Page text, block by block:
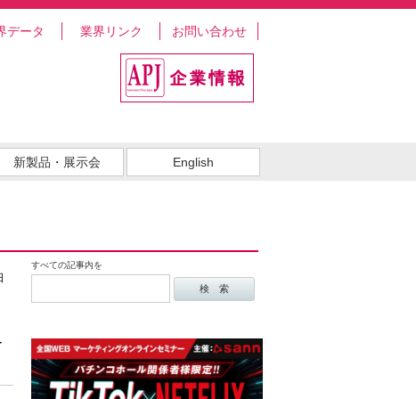
データ 業界リンク お問い合わせ
新製品・展示会 English
すべての記事内を